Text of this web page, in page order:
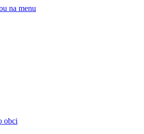
na menu
obci